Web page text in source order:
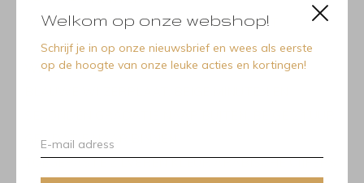
Welkom op onze webshop!
Schrijf je in op onze nieuwsbrief en wees als eerste
op de hoogte van onze leuke acties en kortingen!
WATERBESTENDIG TOT 3ATM/30M/100FT
WIJZERPLAAT
GRADATIE NAAR BINNEN
TOEGEPASTE ZILVEREN KLEUR ARABISCHE CIJFERS